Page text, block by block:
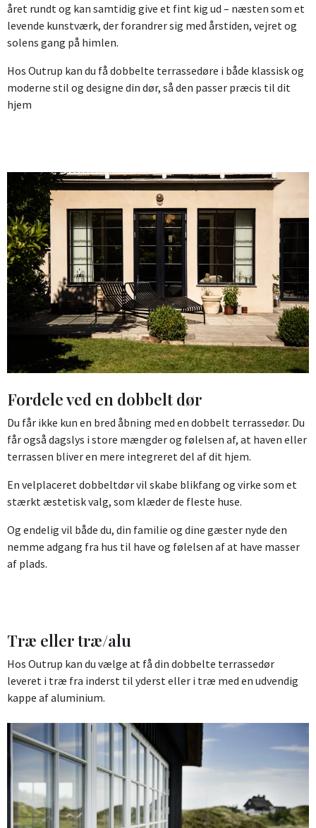
året rundt og kan samtidig give et fint kig ud – næsten som et
levende kunstværk, der forandrer sig med årstiden, vejret og
solens gang på himlen.
Hos Outrup kan du få dobbelte terrassedøre i både klassisk og
moderne stil og designe din dør, så den passer præcis til dit
hjem
Fordele ved en dobbelt dør
Du får ikke kun en bred åbning med en dobbelt terrassedør. Du
får også dagslys i store mængder og følelsen af, at haven eller
terrassen bliver en mere integreret del af dit hjem.
En velplaceret dobbeltdør vil skabe blikfang og virke som et
stærkt æstetisk valg, som klæder de fleste huse.
Og endelig vil både du, din familie og dine gæster nyde den
nemme adgang fra hus til have og følelsen af at have masser
af plads.
Træ eller træ/alu
Hos Outrup kan du vælge at få din dobbelte terrassedør
leveret i træ fra inderst til yderst eller i træ med en udvendig
kappe af aluminium.